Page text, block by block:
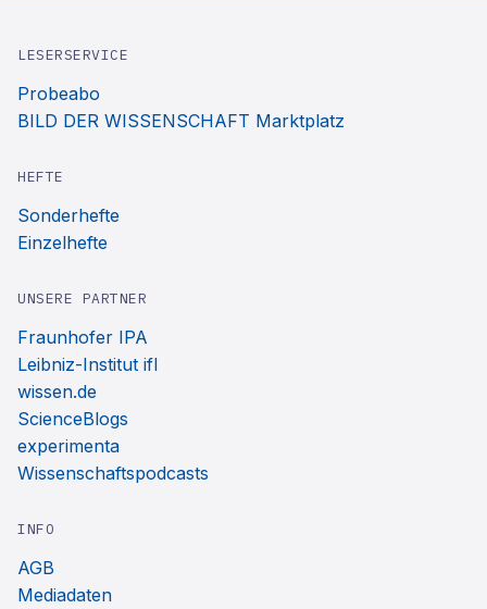
LESERSERVICE
Probeabo
BILD DER WISSENSCHAFT Marktplatz
HEFTE
Sonderhefte
Einzelhefte
UNSERE PARTNER
Fraunhofer IPA
Leibniz-Institut ifl
wissen.de
ScienceBlogs
experimenta
Wissenschaftspodcasts
INFO
AGB
Mediadaten